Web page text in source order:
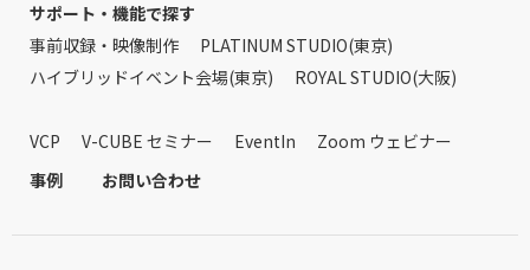
サポート・機能で探す
事前収録・映像制作
PLATINUM STUDIO(東京)
ハイブリッドイベント会場(東京)
ROYAL STUDIO(大阪)
VCP V-CUBE セミナー EventIn
Zoom ウェビナー
事例
お問い合わせ